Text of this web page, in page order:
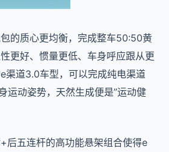
的质心更均衡，完成整车50:50黄
更好、惯量更低、车身呼应跟从更
渠道3.0车型，可以完成纯电渠道
运动姿势，天然生成便是”运动健
后五连杆的高功能悬架组合使得e